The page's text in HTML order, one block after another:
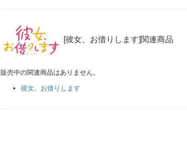
[彼女、お借りします]関連商品
販売中の関連商品はありません。
彼女、お借りします